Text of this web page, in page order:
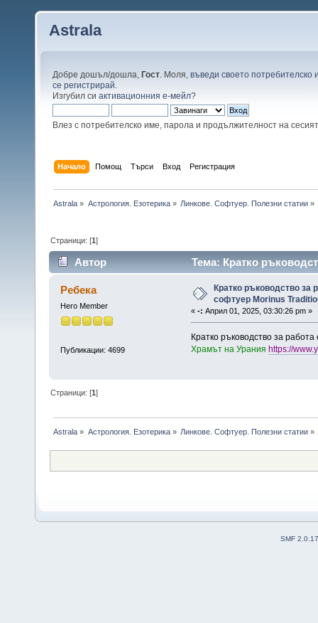
Astrala
Добре дошъл/дошла, Гост . Моля, въведи своето потребителско
се регистрирай
Изгубил си активационния е-мейл?
Влез с потребителско име, парола и продължителност на
Начало Помощ Търси Вход Регистрация
Astrala » Астрология. Езотерика» Линкове. Софтуер. Полезни статии»
Страници: [1]
Автор
Тема: Кратко
6.03 (Прочетена 3562 пъти)
Ребека
Hero Member
Публикации: 4699
Кратко ръководство за
софтуер Morinus
« -: Април 01, 2025, 03:30:26 pm »
Кратко ръководство за
Храмът на Урания https://
Страници: [1]
Astrala » Астрология. Езотерика» Линкове. Софтуер. Полезни статии»
SMF 2.0.17